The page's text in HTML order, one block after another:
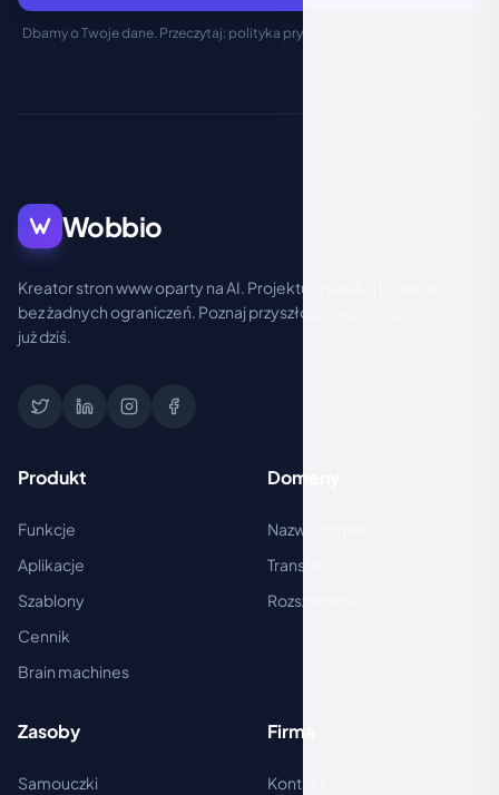
Dbamy o Twoje dane. Przeczytaj: polityka prywatności
Wobbio
Kreator stron www oparty na AI. Projektuj, publikuj i rozwijaj
bez żadnych ograniczeń. Poznaj przyszłość tworzenia stron
już dziś.
Produkt
Funkcje
Aplikacje
Szablony
Cennik
Brain machines
Domeny
Nazwy domen
Transfer
Rozszerzenia
Zasoby
Samouczki
Firma
Kontakt